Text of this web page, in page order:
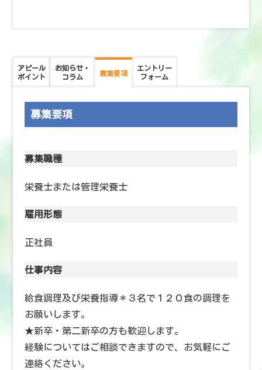
アピール
ポイント
お知らせ・
コラム
募集要項
エントリー
フォーム
募集要項
募集職種
栄養士または管理栄養士
雇用形態
正社員
仕事内容
給食調理及び栄養指導＊３名で１２０食の調理を
お願いします。
★新卒・第二新卒の方も歓迎します。
経験についてはご相談できますので、お気軽にご
連絡ください。